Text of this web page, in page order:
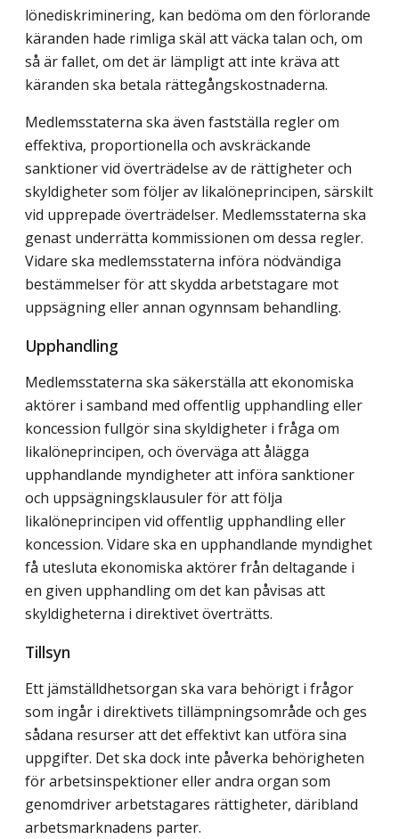
lönediskriminering, kan bedöma om den förlorande
käranden hade rimliga skäl att väcka talan och, om
så är fallet, om det är lämpligt att inte kräva att
käranden ska betala rättegångskostnaderna.
Medlemsstaterna ska även fastställa regler om
effektiva, proportionella och avskräckande
sanktioner vid överträdelse av de rättigheter och
skyldigheter som följer av likalöneprincipen, särskilt
vid upprepade överträdelser. Medlemsstaterna ska
genast underrätta kommissionen om dessa regler.
Vidare ska medlemsstaterna införa nödvändiga
bestämmelser för att skydda arbetstagare mot
uppsägning eller annan ogynnsam behandling.
Upphandling
Medlemsstaterna ska säkerställa att ekonomiska
aktörer i samband med offentlig upphandling eller
koncession fullgör sina skyldigheter i fråga om
likalöneprincipen, och överväga att ålägga
upphandlande myndigheter att införa sanktioner
och uppsägningsklausuler för att följa
likalöneprincipen vid offentlig upphandling eller
koncession. Vidare ska en upphandlande myndighet
få utesluta ekonomiska aktörer från deltagande i
en given upphandling om det kan påvisas att
skyldigheterna i direktivet överträtts.
Tillsyn
Ett jämställdhetsorgan ska vara behörigt i frågor
som ingår i direktivets tillämpningsområde och ges
sådana resurser att det effektivt kan utföra sina
uppgifter. Det ska dock inte påverka behörigheten
för arbetsinspektioner eller andra organ som
genomdriver arbetstagares rättigheter, däribland
arbetsmarknadens parter.